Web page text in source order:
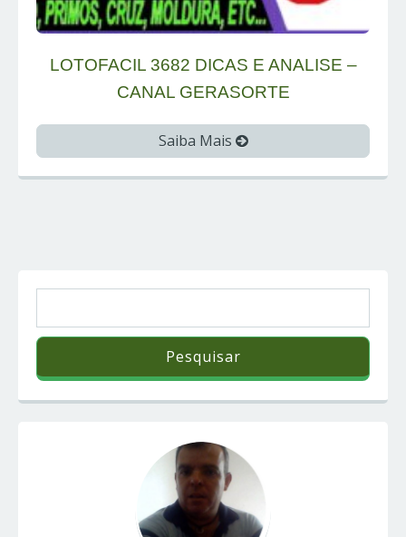
LOTOFACIL 3682 DICAS E ANALISE –
CANAL GERASORTE
Saiba Mais